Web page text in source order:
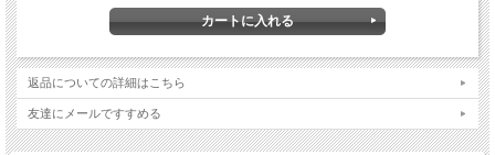
返品についての詳細はこちら
友達にメールですすめる